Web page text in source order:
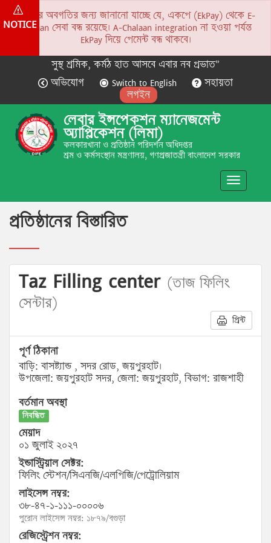
NOTICE
সকলের অবগতির জন্য জানানো যাচ্ছে যে, একপে (EkPay) থেকে E-
Chalaan সেবা বন্ধ রয়েছে। A-Chalaan integration না হওয়া পর্যন্ত
EkPay দিয়ে পেমেন্ট বন্ধ থাকবে।
সুস্থ শ্রমিক, কর্মঠ হাত আসবে এবার নব প্রভাত”
অভিযোগ
Switch to English
সহায়তা
লগইন
লেবার ইন্সপেকশন ম্যানেজমেন্ট
অ্যাপ্লিকেশন (লিমা)
কলকারখানা ও প্রতিষ্ঠান পরিদর্শন অধিদপ্তর
শ্রম ও কর্মসংস্থান মন্ত্রণালয়, গণপ্রজাতন্ত্রী বাংলাদেশ সরকার
Toggle
প্রতিষ্ঠানের বিস্তারিত
Taz Filling center (তাজ ফিলিং
সেন্টার)
প্রিন্ট
পূর্ণ ঠিকানা
বাড়ি: বাসষ্ট্যান্ড , সদর রোড, জয়পুরহাট।
উপজেলা: জয়পুরহাট সদর, জেলা: জয়পুরহাট, বিভাগ: রাজশাহী
বর্তমান অবস্থা
নিবন্ধিত
মেয়াদ
০১ জুলাই ২০২৭
ইন্ডাস্ট্রিয়াল সেক্টর:
ফিলিং স্টেশন/সিএনজি/এলপিজি/পেট্রোলিয়াম
লাইসেন্স নম্বর:
৩৮-৪৭-১-১১১-০০০০৬
পুরোন লাইসেন্স নম্বর: ১৮৭৯/বগুড়া
রেজিস্ট্রেশন নম্বর: